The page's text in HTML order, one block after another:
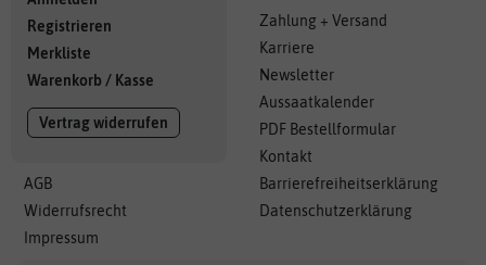
Registrieren
Merkliste
Warenkorb / Kasse
Vertrag widerrufen
AGB
Widerrufsrecht
Impressum
Zahlung + Versand
Karriere
Newsletter
Aussaatkalender
PDF Bestellformular
Kontakt
Barrierefreiheitserklärung
Datenschutzerklärung